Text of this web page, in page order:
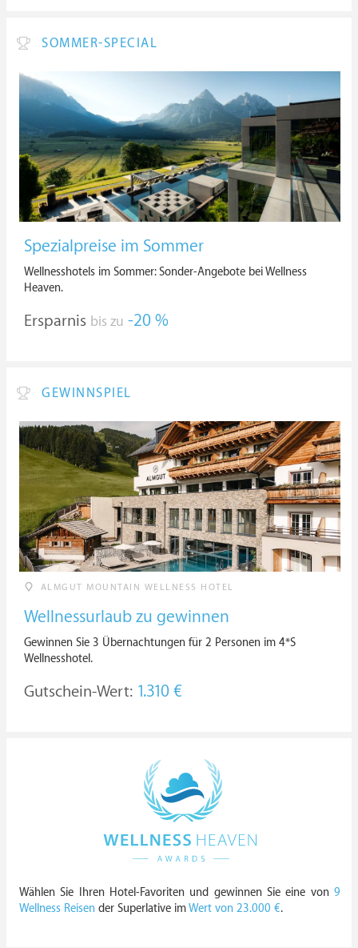
SOMMER-SPECIAL
Spezialpreise im Sommer
Wellnesshotels im Sommer: Sonder-Angebote bei Wellness
Heaven.
Ersparnis bis zu -20 %
GEWINNSPIEL
ALMGUT MOUNTAIN WELLNESS HOTEL
Wellnessurlaub zu gewinnen
Gewinnen Sie 3 Übernachtungen für 2 Personen im 4*S
Wellnesshotel.
Gutschein-Wert: 1.310 €
Wählen Sie Ihren Hotel-Favoriten und gewinnen Sie eine von 9
Wellness Reisen der Superlative imWert von 23.000 €.